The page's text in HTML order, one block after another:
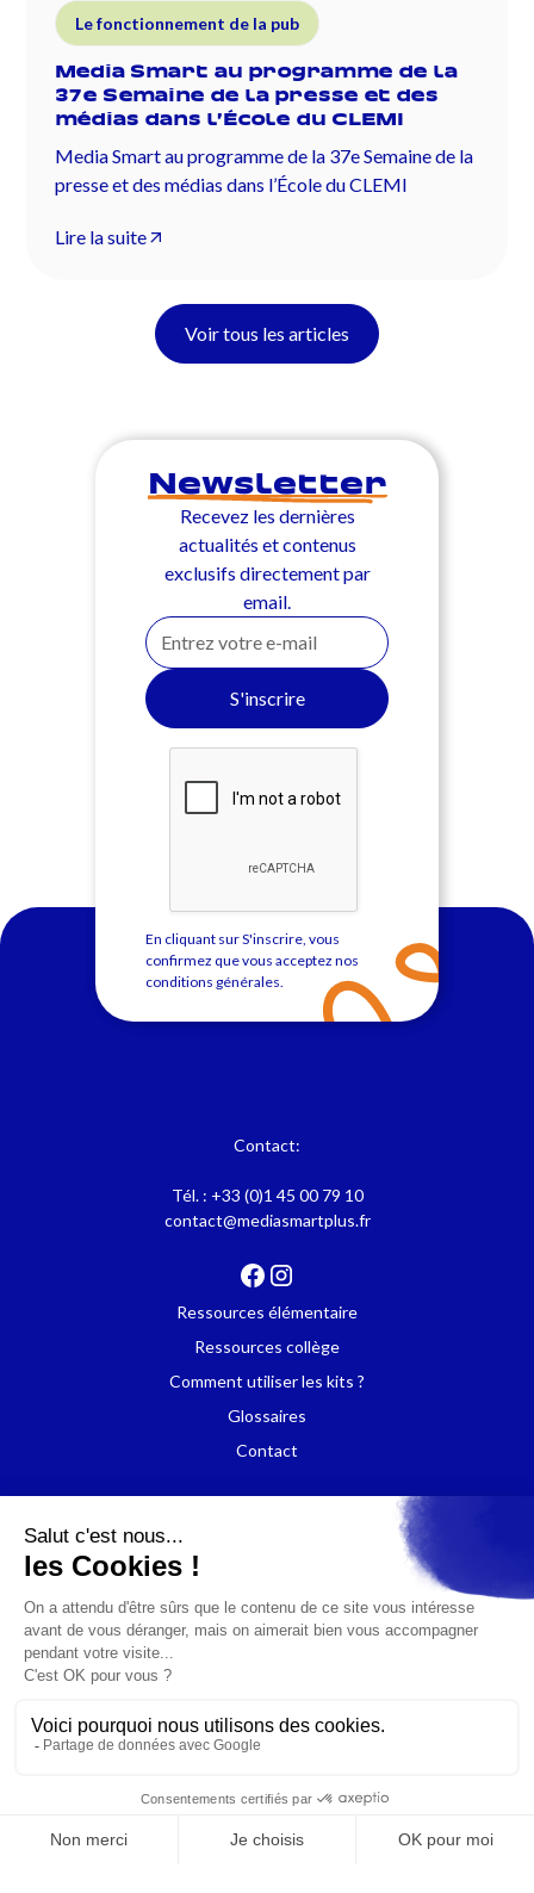
Le fonctionnement de la pub
Media Smart au programme de la
37e Semaine de la presse et des
médias dans l’École du CLEMI
Media Smart au programme de la 37e Semaine de la
presse et des médias dans l’École du CLEMI
Lire la suite
Voir tous les articles
Newsletter
Recevez les dernières
actualités et contenus
exclusifs directement par
email.
En cliquant sur S'inscrire, vous
confirmez que vous acceptez nos
conditions générales
Contact:
Tél. : +33 (0)1 45 00 79 10
contact@mediasmartplus.fr
Ressources élémentaire
Ressources collège
Comment utiliser les kits ?
Glossaires
Contact
Politique de confidentialité